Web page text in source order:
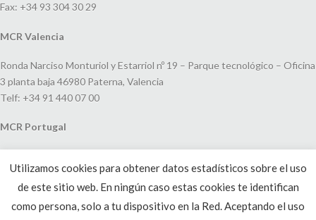
Fax: +34 93 304 30 29
MCR Valencia
Ronda Narciso Monturiol y Estarriol nº 19 – Parque tecnológico – Oficina
3 planta baja 46980 Paterna, Valencia
Telf: +34 91 440 07 00
MCR Portugal
João V, 24
1250-091 Lisboa, Portugal
Telf: +351 220 993 033
Utilizamos cookies para obtener datos estadísticos sobre el uso
de este sitio web. En ningún caso estas cookies te identifican
como persona, solo a tu dispositivo en la Red. Aceptando el uso